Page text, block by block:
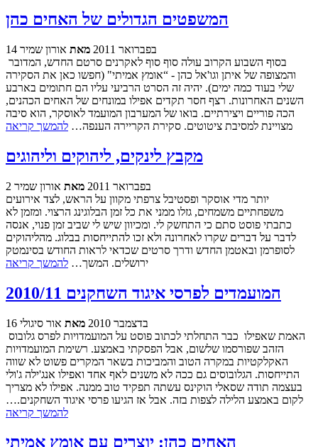
המשפטים הגדולים של האחים כהן
14 בפברואר 2011 מאת אורון שמיר
והמצופה של איתן וגו'אל כהן - “אומץ אמיתי" (חפשו כאן את הסקירה
שלי בעוד כמה ימים). יהיה זה הסרט הרביעי עליו הם חתומים בארבע
השנים האחרונות. רצף חסר תקדים אפילו במונחים של האחים הכהנים,
הכה פוריים ויצירתיים. בואו של המערבון המועמד לאוסקר, הוא סיבה
מצויינת למסיבת ציטוטים. סקירת הקריירה הענפה… להמשך קריאה
מקבץ לינקים, ליהוקים וליהוגים
2 בפברואר 2011 מאת אורון שמיר
יותר מדי אוסקר ופסטיבל צרפתי מקוון על הראש, לצד אירועים
משפחתיים משמחים, גזלו ממני את כל זמן הבלוגינג הרצוי. ומזמן לא
כתבתי פוסט סתם כי התחשק לי. ומכיוון שיש לי שביב זמן פנוי, אנסה
לדבר על דברים שקרו לאחרונה ולא זכו להתייחסות בבלוג. מהליהוקים
לסופרמן ובאטמן החדש ודרך סרטים שכדאי לראות החודש בסינמטק
ירושלים. המשך… להמשך קריאה
המועמדים לפרסי איגוד השחקנים 2010/11
16 בדצמבר 2010 מאת אור סיגולי
הזהב שפורסמו שלשום, אבל הפסקתי באמצע. רשימת המועמדויות
האקלקטיות במקרה הטוב והמביכות בשאר המקרים פשוט לא שווה
התייחסות. הגלובוסים גם ככה לא משנים לאף אחד ואפילו אנג'ילה ג'ולי
בעצמה תודה שסאלי הוקינס עשתה תפקיד טוב ממנה. אפילו לא מצריך
לקום באמצע הלילה לצפות בזה. אבל אז הגיעו פרסי איגוד השחקנים.…
להמשך קריאה
האחים כהן: יוצרים עם אומץ אמיתי